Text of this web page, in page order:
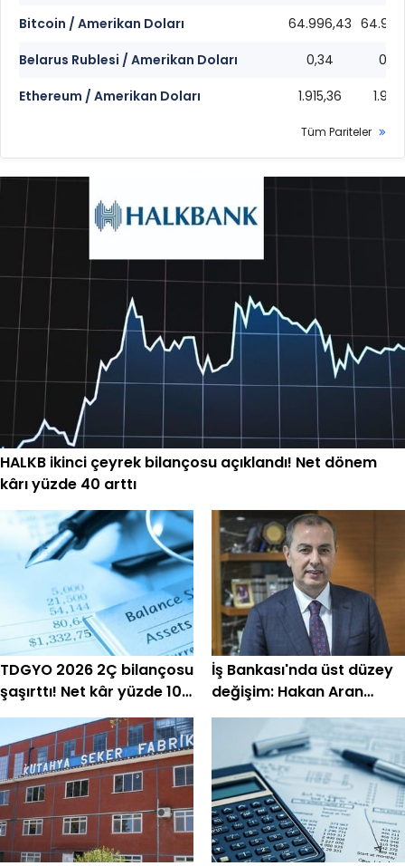
Bitcoin / Amerikan Doları
64.996,43
Belarus Rublesi / Amerikan Doları
0,34
0,34
Ethereum / Amerikan Doları
1.915,36
Tüm Pariteler
HALKB ikinci çeyrek bilançosu açıklandı! Net dönem
kârı yüzde 40 arttı
TDGYO 2026 2Ç bilançosu
şaşırttı! Net kâr yüzde 105
bin arttı
İş Bankası'nda üst düzey
değişim: Hakan Aran
görevini devrediyor